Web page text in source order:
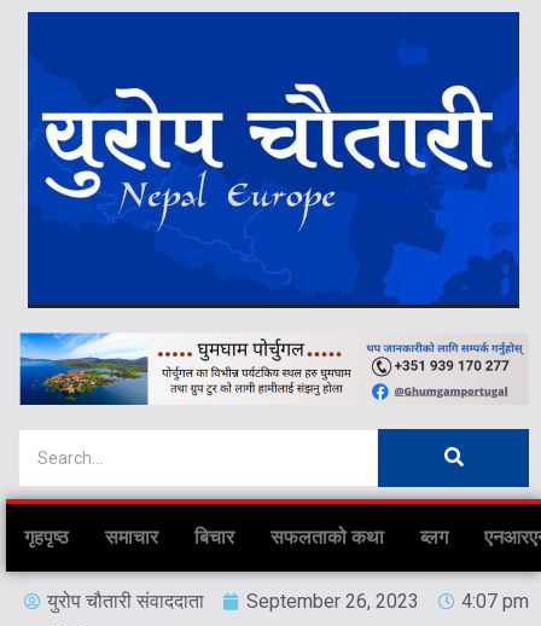
गृहपृष्ठ समाचार बिचार सफलताको कथा ब्लग
युरोप चौतारी संवाददाता September 26, 2023
4:07 pm